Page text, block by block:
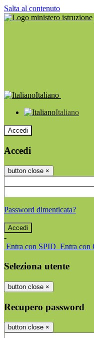
Salta al contenuto
Italiano
Italiano
Accedi
Accedi
button close ×
Password dimenticata?
-
Entra con SPID Entra con
Seleziona utente
button close ×
Recupero password
button close ×